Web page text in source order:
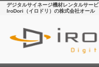
デジタルサイネージ機材レンタルサー
IroDori（イロドリ）の株式会社オール